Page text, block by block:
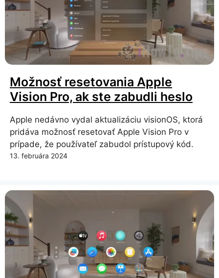
Možnosť resetovania Apple
Vision Pro, ak ste zabudli heslo
Apple nedávno vydal aktualizáciu visionOS, ktorá
pridáva možnosť resetovať Apple Vision Pro v
prípade, že používateľ zabudol prístupový kód.
13. februára 2024